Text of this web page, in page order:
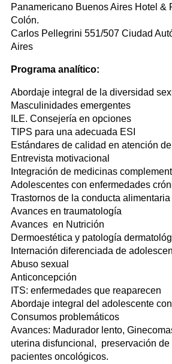
Panamericano Buenos Aires Hotel &
Colón.
Carlos Pellegrini 551/507 Ciudad
Aires
Programa analítico:
Abordaje integral de la diversidad
Masculinidades emergentes
ILE. Consejería en opciones
TIPS para una adecuada ESI
Estándares de calidad en atención
Entrevista motivacional
Integración de medicinas
Adolescentes con enfermedades
Trastornos de la conducta alimentaria
Avances en traumatología
Avances en Nutrición
Dermoestética y patología
Internación diferenciada de
Abuso sexual
Anticoncepción
ITS: enfermedades que reaparecen
Abordaje integral del adolescente
Consumos problemáticos
Avances: Madurador lento,
uterina disfuncional, preservación de
pacientes oncológicos.